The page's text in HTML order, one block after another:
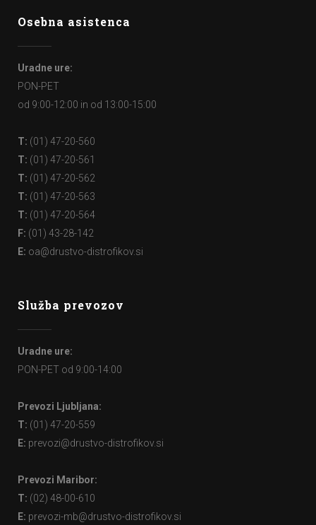
Osebna asistenca
Uradne ure:
PON-PET
od 9:00-12:00 in od 13:00-15:00
T: (01) 47-20-560
T: (01) 47-20-561
T: (01) 47-20-562
T: (01) 47-20-563
T: (01) 47-20-564
F: (01) 43-28-142
E: oa@drustvo-distrofikov.si
Služba prevozov
Uradne ure:
PON-PET od 9:00-14:00
Prevozi Ljubljana:
T: (01) 47-20-559
E: prevozi@drustvo-distrofikov.si
Prevozi Maribor:
T: (02) 48-00-610
E: prevozi-mb@drustvo-distrofikov.si